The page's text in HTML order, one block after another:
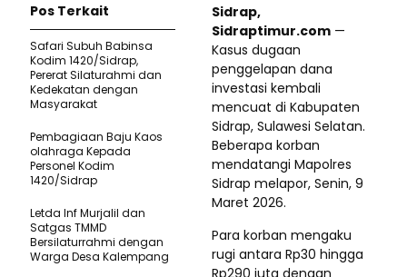
Sidrap,
Sidraptimur.com —
Kasus dugaan
penggelapan dana
investasi kembali
mencuat di Kabupaten
Sidrap, Sulawesi Selatan.
Beberapa korban
mendatangi Mapolres
Sidrap melapor, Senin, 9
Maret 2026.
Para korban mengaku
rugi antara Rp30 hingga
Rp290 juta dengan
Pos Terkait
Safari Subuh Babinsa
Kodim 1420/Sidrap,
Pererat Silaturahmi dan
Kedekatan dengan
Masyarakat
Pembagiaan Baju Kaos
olahraga Kepada
Personel Kodim
1420/Sidrap
Letda Inf Murjalil dan
Satgas TMMD
Bersilaturrahmi dengan
Warga Desa Kalempang